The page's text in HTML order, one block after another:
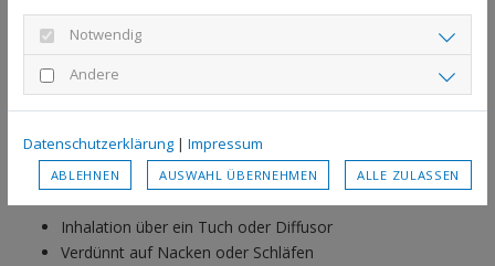
Lavendelöl – entspannend &amp;
beruhigend
Lavendelöl ist bekannt für seineberuhigende Wirkung.Es
Unruhe oder Überreizung entstehen.
Anwendungsmöglichkeiten:
Inhalation über ein Tuch oder Diffusor
Verdünnt auf Nacken oder Schläfen
Notwendig
Andere
Datenschutzerklärung | Impressum
ABLEHNEN AUSWAHL ÜBERNEHMEN ALLE ZULASSEN